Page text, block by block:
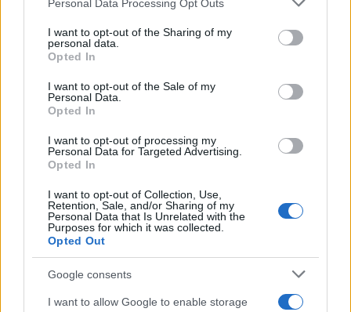
not limited to your visit or usage behaviour. You may click to
grant or deny consent to Google and its third-party tags to
use your data for below specified purposes in below Google
consent section.
Personal Data Processing Opt Outs
I want to opt-out of the Sharing of my
personal data.
Opted In
I want to opt-out of the Sale of my
Personal Data.
Opted In
I want to opt-out of processing my
Personal Data for Targeted Advertising.
Opted In
I want to opt-out of Collection, Use,
Retention, Sale, and/or Sharing of my
Personal Data that Is Unrelated with the
Purposes for which it was collected.
Opted Out
Google consents
I want to allow Google to enable storage
Kim Rossi Stuart, il
nipote finito in
manette a Roma
Foto macabre e
minacce ai
passeggeri di un
POTREBBE INTERESSARTI
news contro Conte e la
compagna
6 anni fa
Ave Mourinho, un nuovo
imperatore a Roma
5 anni fa